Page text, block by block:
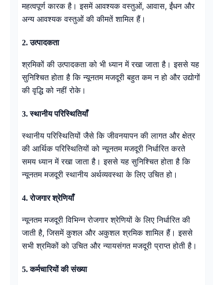
महत्वपूर्ण कारक है। इसमें आवश्यक वस्तुओं, आवास, ईंधन और
अन्य आवश्यक वस्तुओं की कीमतें शामिल हैं।
2. उत्पादकता
श्रमिकों की उत्पादकता को भी ध्यान में रखा जाता है। इससे यह
सुनिश्चित होता है कि न्यूनतम मजदूरी बहुत कम न हो और उद्योगों
की वृद्धि को नहीं रोके।
3. स्थानीय परिस्थितियाँ
स्थानीय परिस्थितियों जैसे कि जीवनयापन की लागत और क्षेत्र
की आर्थिक परिस्थितियों को न्यूनतम मजदूरी निर्धारित करते
समय ध्यान में रखा जाता है। इससे यह सुनिश्चित होता है कि
न्यूनतम मजदूरी स्थानीय अर्थव्यवस्था के लिए उचित हो।
4. रोजगार श्रेणियाँ
न्यूनतम मजदूरी विभिन्न रोजगार श्रेणियों के लिए निर्धारित की
जाती है, जिसमें कुशल और अकुशल श्रमिक शामिल हैं। इससे
सभी श्रमिकों को उचित और न्यायसंगत मजदूरी प्राप्त होती है।
5. कर्मचारियों की संख्या